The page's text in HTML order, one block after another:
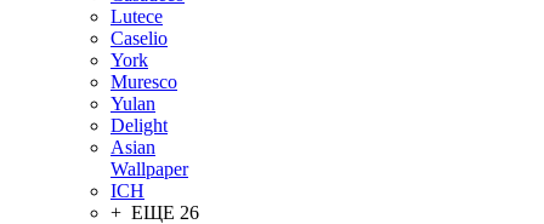
Lutece
Caselio
York
Muresco
Yulan
Delight
Asian
Wallpaper
ICH
+ ЕЩЕ 26